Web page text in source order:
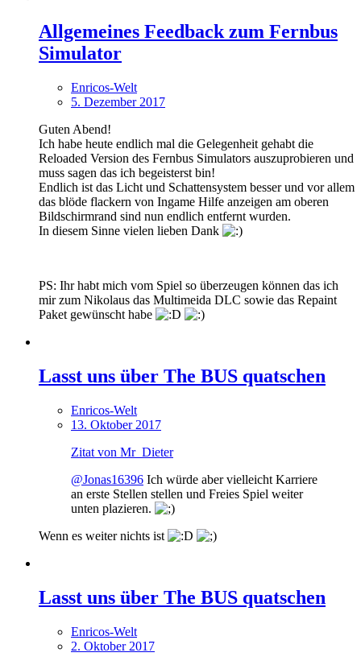
Allgemeines Feedback zum Fernbus
Simulator
Enricos-Welt
5. Dezember 2017
Guten Abend!
Ich habe heute endlich mal die Gelegenheit gehabt die
Reloaded Version des Fernbus Simulators auszuprobieren und
muss sagen das ich begeisterst bin!
Endlich ist das Licht und Schattensystem besser und vor allem
das blöde flackern von Ingame Hilfe anzeigen am oberen
Bildschirmrand sind nun endlich entfernt wurden.
In diesem Sinne vielen lieben Dank
PS: Ihr habt mich vom Spiel so überzeugen können das ich
mir zum Nikolaus das Multimeida DLC sowie das Repaint
Paket gewünscht habe
Lasst uns über The BUS quatschen
Enricos-Welt
13. Oktober 2017
Zitat von Mr_Dieter
@Jonas16396 Ich würde aber vielleicht Karriere
an erste Stellen stellen und Freies Spiel weiter
unten plazieren.
Wenn es weiter nichts ist
Lasst uns über The BUS quatschen
Enricos-Welt
2. Oktober 2017